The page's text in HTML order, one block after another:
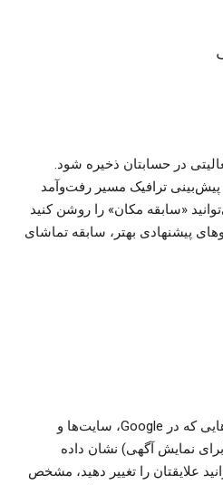
در حسابتان ذخیره شود.
پیش‌بینی ترافیک مسیر رفت‌وآمد
«سابقه مکان»‌ را روشن کنید
پیشنهادی بهتر، سابقه تماشای
اولویت‌هایتان را درباره آگهی‌هایی که در Google، سایت‌ها و
نمایش آگهی) نشان داده
علایقتان را تغییر دهید، مشخص